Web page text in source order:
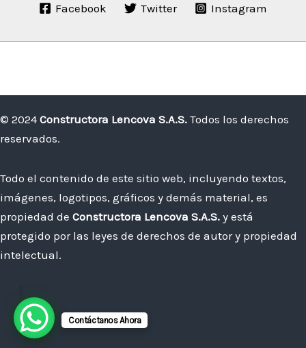
Facebook Twitter Instagram
© 2024 Constructora Lencova S.A.S. Todos los derechos
reservados.
Todo el contenido de este sitio web, incluyendo textos,
imágenes, logotipos, gráficos y demás material, es
propiedad de Constructora Lencova S.A.S. y está
protegido por las leyes de derechos de autor y propiedad
intelectual.
Contáctanos Ahora